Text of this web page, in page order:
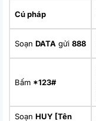
Cú pháp
Soạn DATA gửi 888
Bấm *123#
Soạn HUY [Tên